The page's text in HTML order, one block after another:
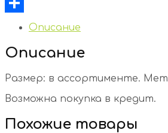
Odnoklassniki
Отправить
Описание
Описание
Размер: в ассортименте.
Возможна покупка в кредит.
Похожие товары